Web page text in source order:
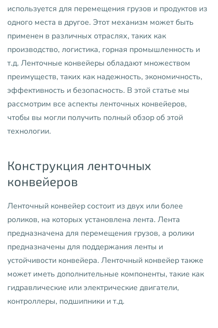
используется для перемещения грузов и продуктов из
одного места в другое. Этот механизм может быть
применен в различных отраслях, таких как
производство, логистика, горная промышленность и
т.д. Ленточные конвейеры обладают множеством
преимуществ, таких как надежность, экономичность,
эффективность и безопасность. В этой статье мы
рассмотрим все аспекты ленточных конвейеров,
чтобы вы могли получить полный обзор об этой
технологии.
Конструкция ленточных
конвейеров
Ленточный конвейер состоит из двух или более
роликов, на которых установлена лента. Лента
предназначена для перемещения грузов, а ролики
предназначены для поддержания ленты и
устойчивости конвейера. Ленточный конвейер также
может иметь дополнительные компоненты, такие как
гидравлические или электрические двигатели,
контроллеры, подшипники и т.д.